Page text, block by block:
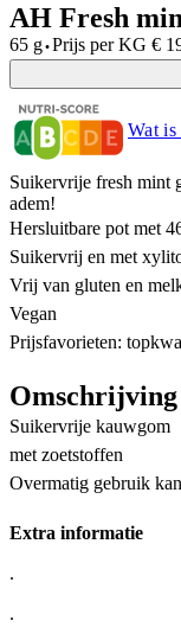
AH Fresh
65 g·Prijs per KG €
Wat is
Suikervrije fresh mint
adem!
Hersluitbare pot met
Suikervrij en met
Vrij van gluten en
Vegan
Prijsfavorieten:
Omschrijving
Suikervrije kauwgom
met zoetstoffen
Overmatig gebruik
Extra informatie
.
.